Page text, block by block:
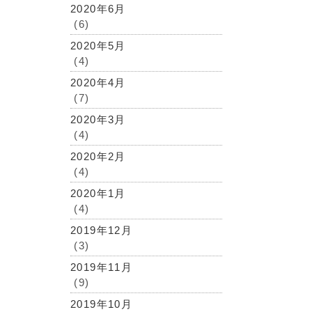
2020年6月
(6)
2020年5月
(4)
2020年4月
(7)
2020年3月
(4)
2020年2月
(4)
2020年1月
(4)
2019年12月
(3)
2019年11月
(9)
2019年10月